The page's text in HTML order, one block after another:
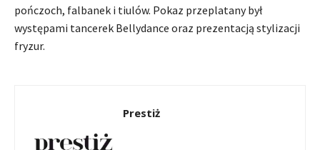
pończoch, falbanek i tiulów. Pokaz przeplatany był
występami tancerek Bellydance oraz prezentacją stylizacji
fryzur.
Prestiż